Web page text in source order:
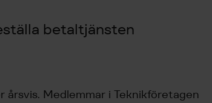
betaltjänsten
årsvis. Medlemmar i Teknikföretagen